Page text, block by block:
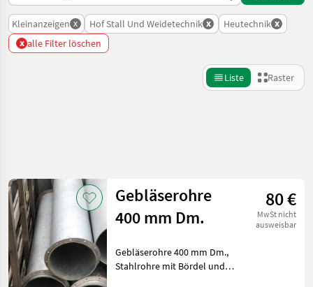
Kleinanzeigen x Hof Stall Und Weidetechnik x Heutechnik x
x alle Filter löschen
Liste Raster
Kategorie 4 Land Filter
AKTUELLER
PFAD
Landtechnik
Zurücksetzen
Ergebnisse
anzeigen
Gebläserohre
400 mm Dm.
80 €
MwSt nicht
ausweisbar
Gebläserohre 400 mm Dm.,
Stahlrohre mit Bördel und